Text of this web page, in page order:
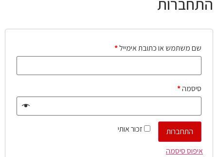
שם משתמש או כתובת אימייל*
סיסמה*
זכור אותי
התחברות
איפוס סיסמה